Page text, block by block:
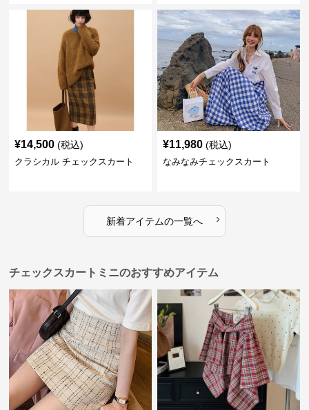
¥14,500 (税込)
クラシカル チェックスカート
¥11,980 (税込)
なみなみチェックスカート
新着アイテムの一覧へ ›
チェックスカートミニのおすすめアイテム